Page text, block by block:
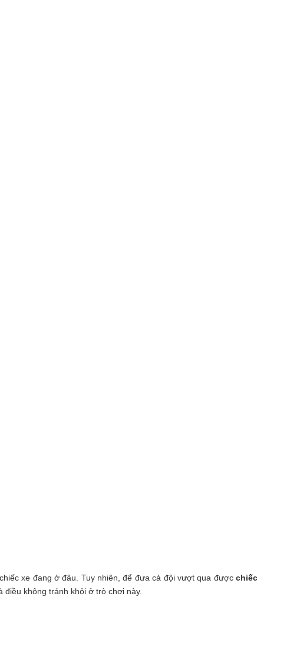
xe đang ở đâu. Tuy nhiên, để đưa cả đội vượt qua được chiếc
không tránh khỏi ở trò chơi này.